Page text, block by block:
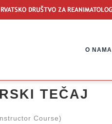
O NAMA
TEČAJ
Course)